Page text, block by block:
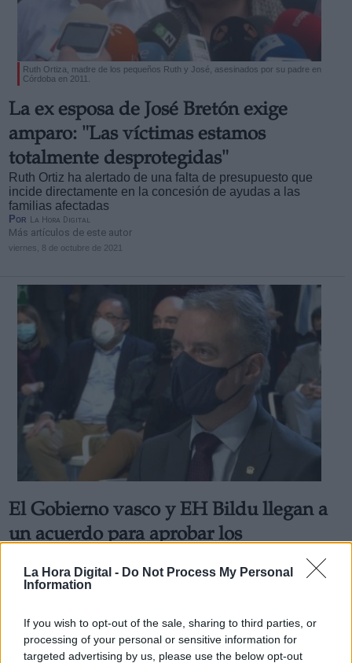
La Hora Digital - Do Not Process My Personal
Information
If you wish to opt-out of the sale, sharing to third parties, or
processing of your personal or sensitive information for
targeted advertising by us, please use the below opt-out
Ruth Ortiza, madre de los pequeños Ruth y José, asesinados por su padre en
Córdoba en 2011.
La ex esposa de José Bretón exige
amparo: "Las víctimas estamos
totalmente desprotegidas"
Ruth Ortiz ha alertado de una falta de presupuesto que
incide directamente en la concesión de ayudas a las
familias afectadas
Por La Hora Digital
Más artículos de este autor
viernes, 8 de octubre de 2021
El Gobierno vasco y EH Bildu llegan a
un acuerdo para aprobar los
La formación abertzale se abstendrá a cambio de
introducir una serie de enmiendas por valor de 253
PorCelia Martín
Más artículos de este autor
jueves, 2 de diciembre de 2021
Derechos:
Información adicional
link